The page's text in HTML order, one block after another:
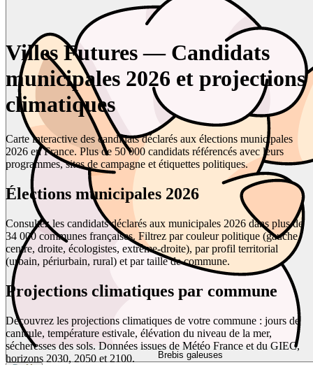
Brebis galeuses
Villes Futures — Candidats
municipales 2026 et projections
climatiques
Carte interactive des candidats déclarés aux élections municipales
2026 en France. Plus de 50 000 candidats référencés avec leurs
programmes, sites de campagne et étiquettes politiques.
Élections municipales 2026
Consultez les candidats déclarés aux municipales 2026 dans plus de
34 000 communes françaises. Filtrez par couleur politique (gauche,
centre, droite, écologistes, extrême-droite), par profil territorial
(urbain, périurbain, rural) et par taille de commune.
Projections climatiques par commune
Découvrez les projections climatiques de votre commune : jours de
canicule, température estivale, élévation du niveau de la mer,
sécheresses des sols. Données issues de Météo France et du GIEC,
horizons 2030, 2050 et 2100.